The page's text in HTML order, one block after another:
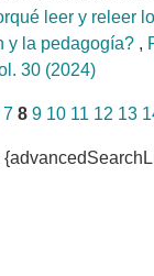
leer y releer
y la pedagogía? ,
30 (2024)
7 8 9 10 11 12 13